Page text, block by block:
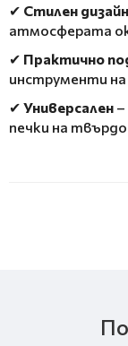
✔ Стилен дизайн
атмосферата
✔ Практично
инструменти на
✔ Универсален
печки на